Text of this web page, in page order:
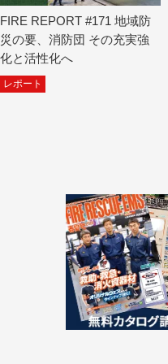
FIRE REPORT #171 地域防
災の要、消防団 その充実強
化と活性化へ
レポート